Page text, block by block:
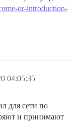
or-introduction-
04:05:35
для сети по
и принимают